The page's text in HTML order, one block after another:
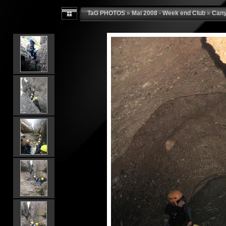
TaG PHOTOS»Mai 2008 - Week end Club»